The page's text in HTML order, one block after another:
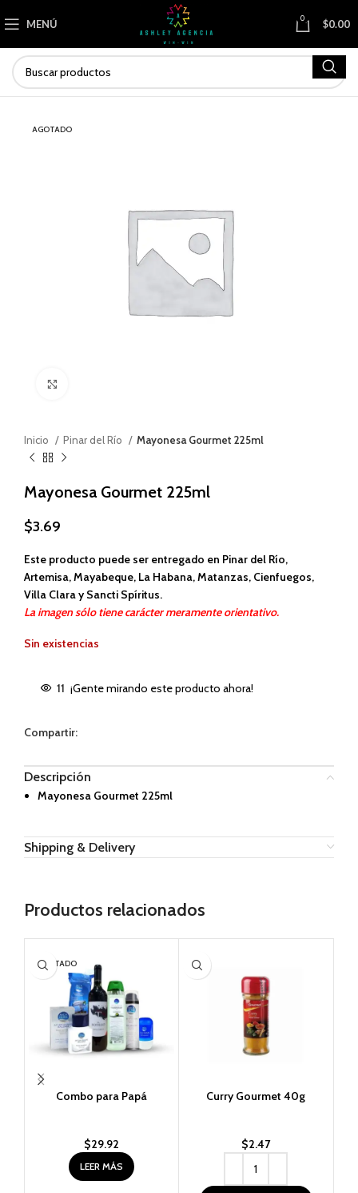
MENÚ 0 $0.00
AGOTADO
Inicio Pinar del Río Mayonesa Gourmet 225ml
Mayonesa Gourmet 225ml
$3.69
Este producto puede ser entregado en Pinar del Río,
Artemisa, Mayabeque, La Habana, Matanzas, Cienfuegos,
Villa Clara y Sancti Spíritus.
La imagen sólo tiene carácter meramente orientativo.
Sin existencias
11 ¡Gente mirando este producto ahora!
Compartir:
Descripción
Mayonesa Gourmet 225ml
Shipping & Delivery
Productos relacionados
AGOTADO
Combo para Papá
$29.92
LEER MÁS
Curry Gourmet 40g
$2.47